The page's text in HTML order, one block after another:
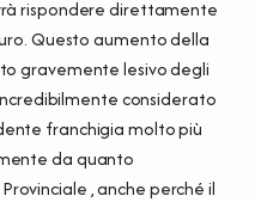
rispondere direttamente
Questo aumento della
gravemente lesivo degli
considerato
franchigia molto più
da quanto
, anche perché il